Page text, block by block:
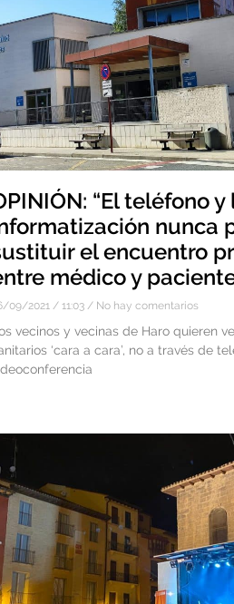
“El teléfono y
nunca
el encuentro
médico y
09/2021 11:03 No hay comentarios
vecinos y vecinas de Haro quieren
‘cara a cara’, no a través de